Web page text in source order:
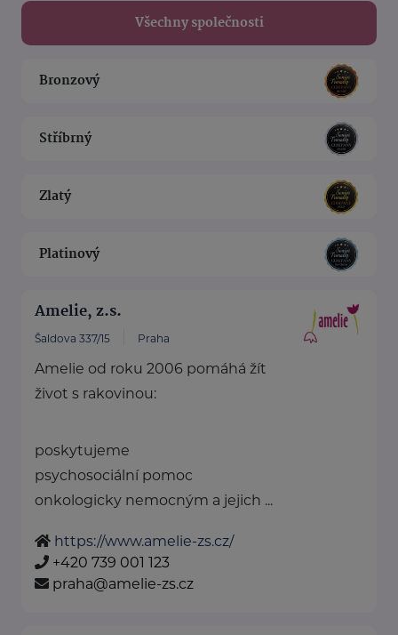
Všechny společnosti
Bronzový
Stříbrný
Zlatý
Platinový
Amelie, z.s.
Šaldova 337/15 Praha
Amelie od roku 2006 pomáhá žít
život s rakovinou:
poskytujeme
psychosociální pomoc
onkologicky nemocným a jejich ...
https://www.amelie-zs.cz/
+420 739 001 123
praha@amelie-zs.cz